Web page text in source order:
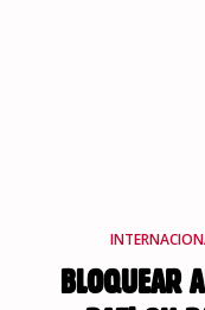
BLOQUEAR